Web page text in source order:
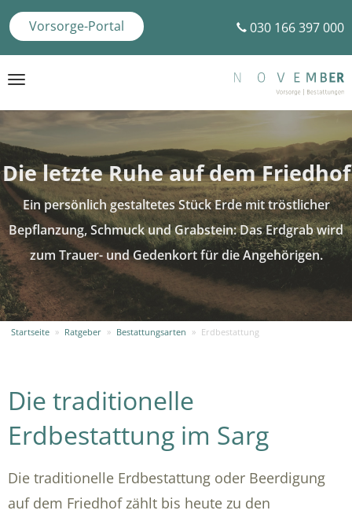
030 166 397 000
Vorsorge-Portal
Toggle
Die letzte Ruhe auf dem Friedhof
Ein persönlich gestaltetes Stück Erde mit tröstlicher
Bepflanzung, Schmuck und Grabstein: Das Erdgrab wird
zum Trauer- und Gedenkort für die Angehörigen.
Startseite » Ratgeber » Bestattungsarten » Erdbestattung
Die traditionelle
Erdbestattung im Sarg
Die traditionelle Erdbestattung oder Beerdigung
auf dem Friedhof zählt bis heute zu den